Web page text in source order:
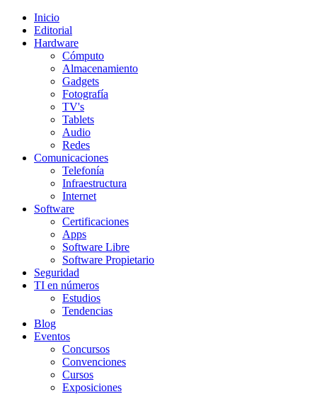
Inicio
Editorial
Hardware
Cómputo
Almacenamiento
Gadgets
Fotografía
TV's
Tablets
Audio
Redes
Comunicaciones
Telefonía
Infraestructura
Internet
Software
Certificaciones
Apps
Software Libre
Software Propietario
Seguridad
TI en números
Estudios
Tendencias
Blog
Eventos
Concursos
Convenciones
Cursos
Exposiciones